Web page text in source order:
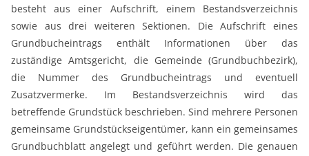
besteht aus einer Aufschrift, einem Bestandsverzeichnis
sowie aus drei weiteren Sektionen. Die Aufschrift eines
Grundbucheintrags enthält Informationen über das
zuständige Amtsgericht, die Gemeinde (Grundbuchbezirk),
die Nummer des Grundbucheintrags und eventuell
Zusatzvermerke. Im Bestandsverzeichnis wird das
betreffende Grundstück beschrieben. Sind mehrere Personen
gemeinsame Grundstückseigentümer, kann ein gemeinsames
Grundbuchblatt angelegt und geführt werden. Die genauen